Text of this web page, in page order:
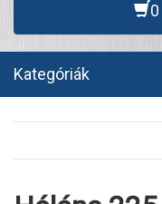
Kategóriák